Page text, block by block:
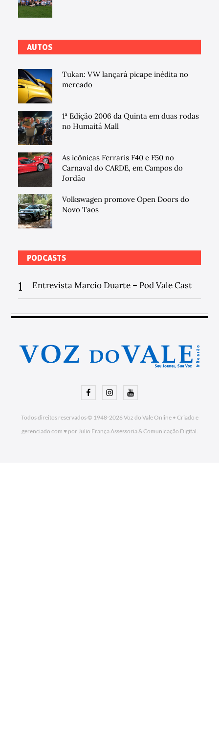
AUTOS
Tukan: VW lançará picape inédita no
mercado
1ª Edição 2006 da Quinta em duas rodas
no Humaitá Mall
As icônicas Ferraris F40 e F50 no
Carnaval do CARDE, em Campos do
Jordão
Volkswagen promove Open Doors do
Novo Taos
PODCASTS
1 Entrevista Marcio Duarte – Pod Vale Cast
FacebookInstagramYoutube
Todos direitos reservados © 1948-2026Voz do Vale Online• Criado e
gerenciado com ♥ por Julio França Assessoria& Comunicação Digital.